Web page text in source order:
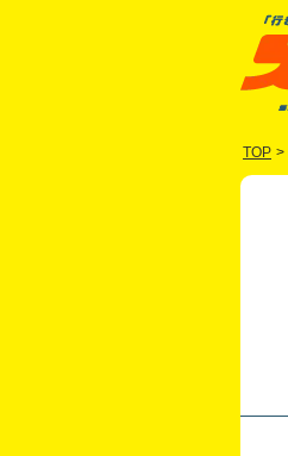
TOP >